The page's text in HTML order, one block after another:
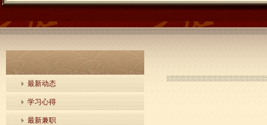
最新动态
学习心得
最新兼职